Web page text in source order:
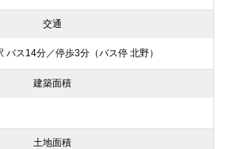
交通
バス14分／停歩3分（バス停 北野）
建築面積
土地面積